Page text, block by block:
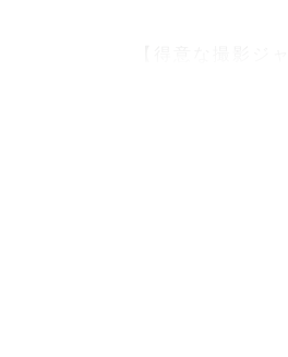
ゲストの自然体
ウエディング・
経験があります